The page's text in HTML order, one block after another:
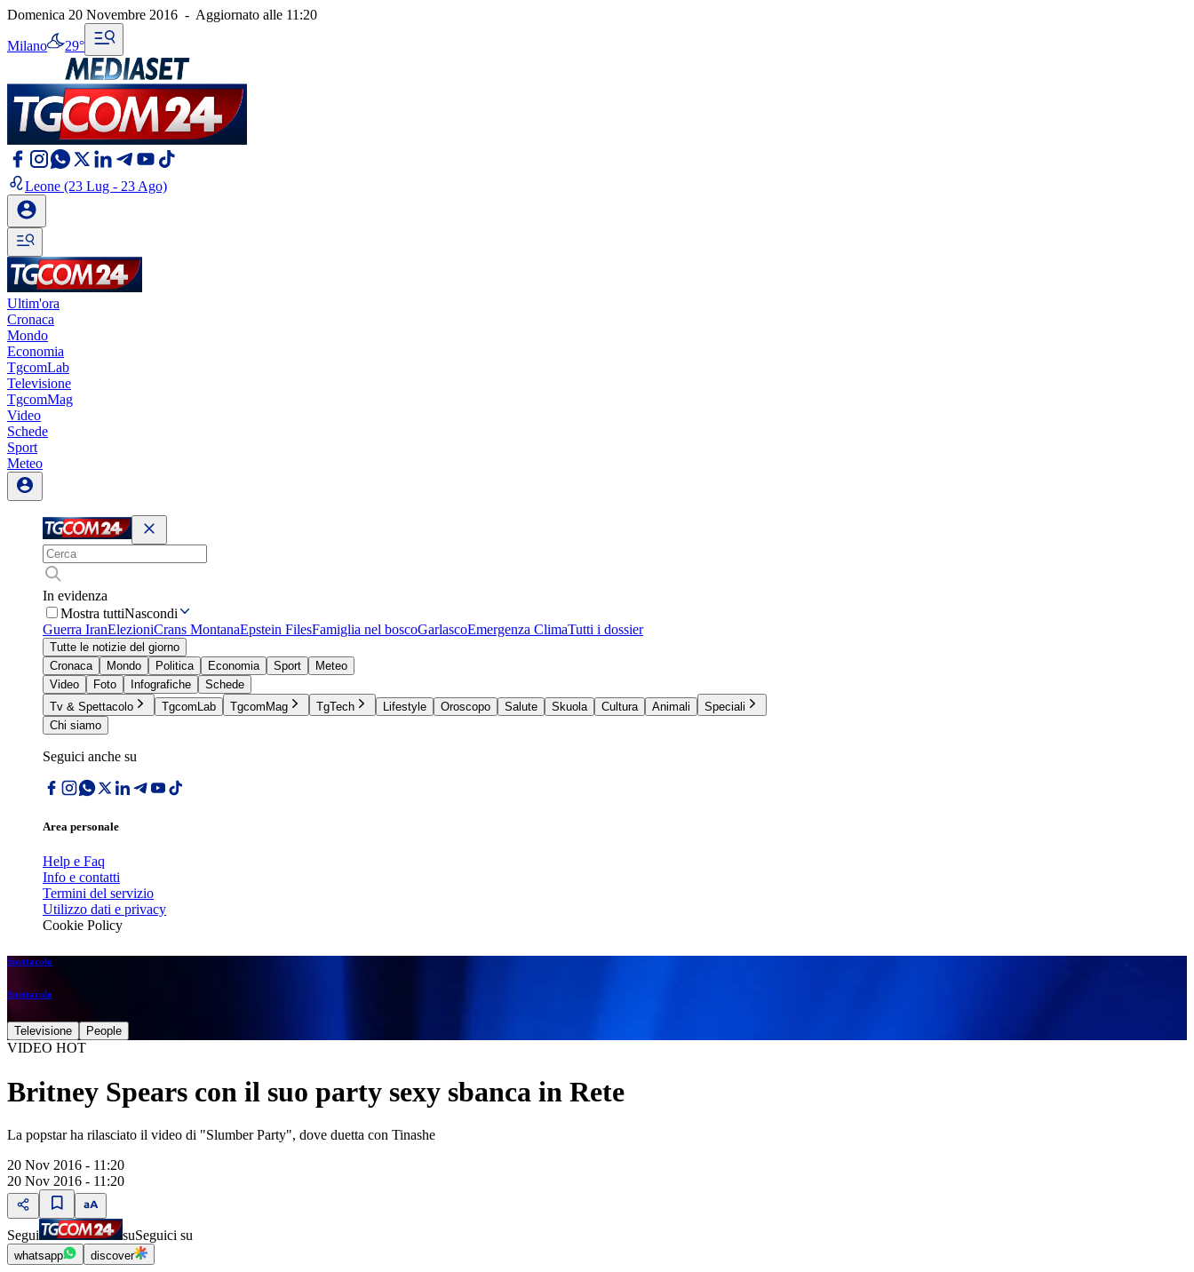
Domenica 20 Novembre 2016 - Aggiornato alle 11:20
Milano 29°
Leone (23 Lug - 23 Ago)
Ultim'ora
Cronaca
Mondo
Economia
TgcomLab
Televisione
TgcomMag
Video
Schede
Sport
Meteo
In evidenza
Mostra tuttiNascondi
Guerra IranElezioniCrans MontanaEpstein FilesFamiglia nel boscoGarlascoEmergenza ClimaTutti i dossier
Tutte le notizie del giorno
Cronaca
Mondo Politica Economia Sport
Meteo
Video
Foto Infografiche
Schede
Tv & Spettacolo
TgcomLab TgcomMag TgTech Lifestyle Oroscopo Salute Skuola Cultura Animali
Speciali
Chi siamo
Seguici anche su
Area personale
Help e Faq
Info e contatti
Termini del servizio
Utilizzo dati e privacy
Cookie Policy
Spettacolo
Spettacolo
Televisione People
VIDEO HOT
Britney Spears con il suo party sexy sbanca in Rete
La popstar ha rilasciato il video di "Slumber Party", dove duetta con Tinashe
20 Nov 2016 - 11:20
20 Nov 2016 - 11:20
Segui suSeguici su
whatsapp discover